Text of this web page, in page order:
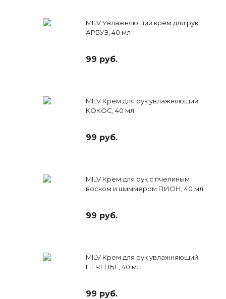
MILV Увлажняющий крем для рук
АРБУЗ, 40 мл
99 руб.
MILV Крем для рук увлажняющий
КОКОС, 40 мл
99 руб.
MILV Крем для рук с пчелиным
воском и шиммером ПИОН, 40 мл
99 руб.
MILV Крем для рук увлажняющий
ПЕЧЕНЬЕ, 40 мл
99 руб.